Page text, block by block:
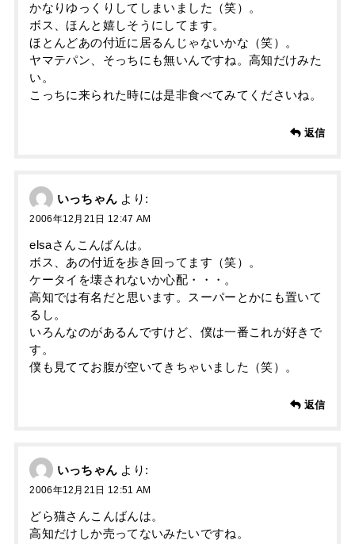
かなりゆっくりしてしまいました（笑）。
ボス、ほんと嬉しそうにしてます。
ほとんどあの付近に居るんじゃないかな（笑）。
ヤマテパン、そっちにも無いんですね。高知だけみた
い。
こっちに来られた時には是非食べてみてくださいね。
返信
いっちゃん より:
2006年12月21日 12:47 AM
elsaさんこんばんは。
ボス、あの付近を歩き回ってます（笑）。
ケータイを壊されないか心配・・・。
高知では有名だと思います。スーパーとかにも置いて
るし。
いろんなのがあるんですけど、僕は一番これが好きで
す。
僕も見ててお腹が空いてきちゃいました（笑）。
返信
いっちゃん より:
2006年12月21日 12:51 AM
どら猫さんこんばんは。
高知だけしか売ってないみたいですね。